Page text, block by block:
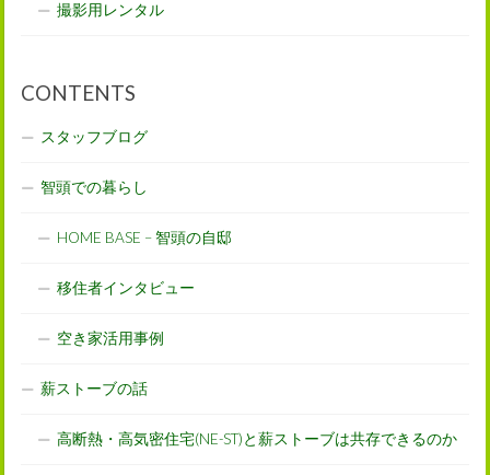
撮影用レンタル
CONTENTS
スタッフブログ
智頭での暮らし
HOME BASE – 智頭の自邸
移住者インタビュー
空き家活用事例
薪ストーブの話
高断熱・高気密住宅(NE-ST)と薪ストーブは共存できるのか